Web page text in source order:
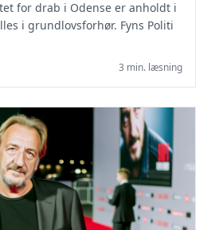
for drab i Odense er anholdt i
i grundlovsforhør. Fyns Politi
3 min. læsning